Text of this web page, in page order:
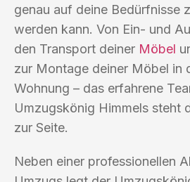
genau auf deine Bedürfnisse
werden kann. Von Ein- und
den Transport deiner Möbel
zur Montage deiner Möbel in
Wohnung – das erfahrene
Umzugskönig Himmels steht
zur Seite.
Neben einer professionellen